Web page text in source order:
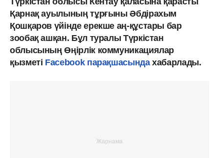
Қарнақ ауылының тұрғыны Әбдірахым
Қошқаров үйінде ерекше аң-құстары бар
зообақ ашқан. Бұл туралы Түркістан
облысының Өңірлік коммуникациялар
қызметі Facebook парақшасындахабарлады.